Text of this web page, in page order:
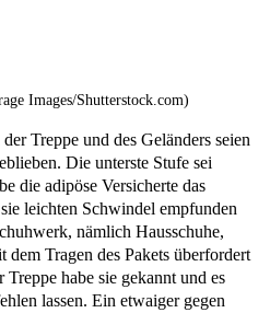
Images/Shutterstock.com)
Treppe und des Geländers seien
Die unterste Stufe sei
die adipöse Versicherte das
leichten Schwindel empfunden
nämlich Hausschuhe,
dem Tragen des Pakets überfordert
habe sie gekannt und es
lassen. Ein etwaiger gegen